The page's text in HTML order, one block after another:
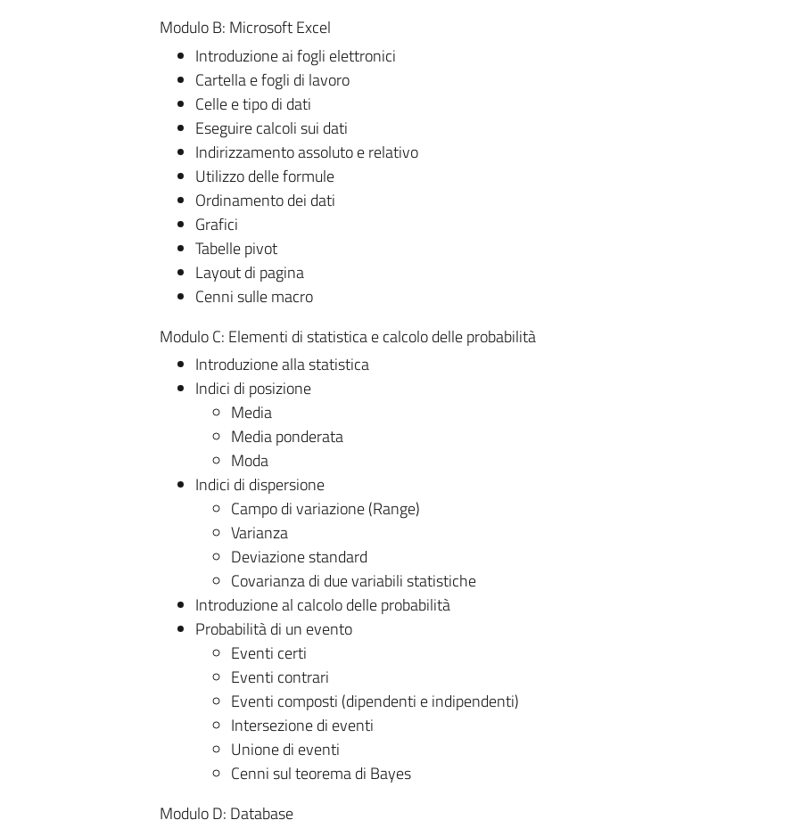
Modulo B: Microsoft Excel
Introduzione ai fogli elettronici
Cartella e fogli di lavoro
Celle e tipo di dati
Eseguire calcoli sui dati
Indirizzamento assoluto e relativo
Utilizzo delle formule
Ordinamento dei dati
Grafici
Tabelle pivot
Layout di pagina
Cenni sulle macro
Modulo C: Elementi di statistica e calcolo delle probabilità
Introduzione alla statistica
Indici di posizione
Media
Media ponderata
Moda
Indici di dispersione
Campo di variazione (Range)
Varianza
Deviazione standard
Covarianza di due variabili statistiche
Introduzione al calcolo delle probabilità
Probabilità di un evento
Eventi certi
Eventi contrari
Eventi composti (dipendenti e indipendenti)
Intersezione di eventi
Unione di eventi
Cenni sul teorema di Bayes
Modulo D: Database